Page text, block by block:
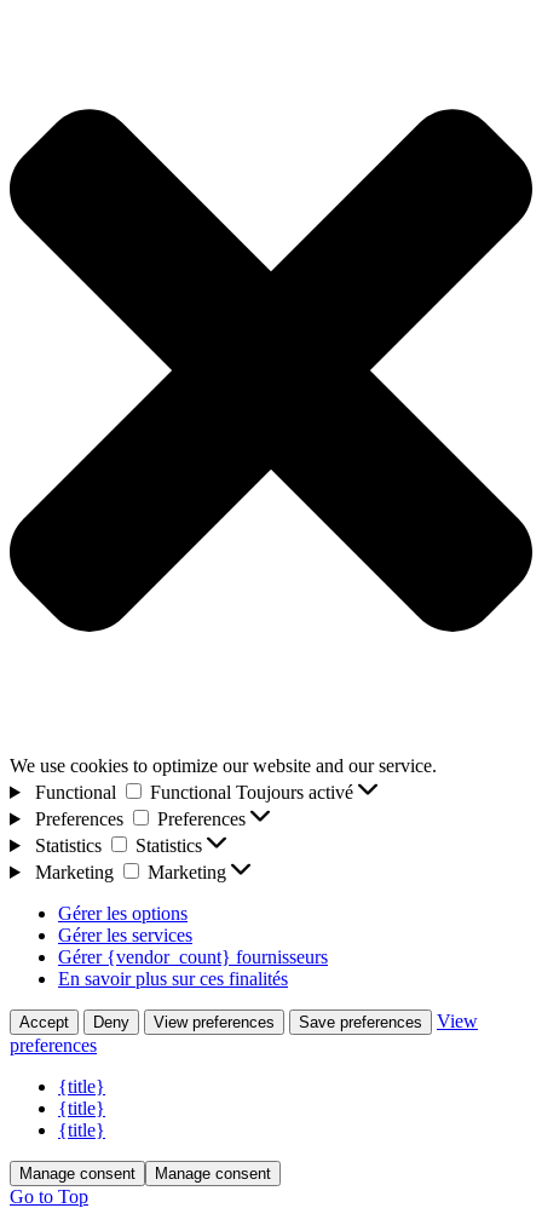
We use cookies to optimize our website and our service.
Functional
Functional Toujours activé
Preferences
Preferences
Statistics
Statistics
Marketing
Marketing
Gérer les options
Gérer les services
Gérer {vendor_count} fournisseurs
En savoir plus sur ces finalités
Accept Deny View preferences Save preferences
View
preferences
{title}
{title}
{title}
Manage consent Manage consent
Go to Top